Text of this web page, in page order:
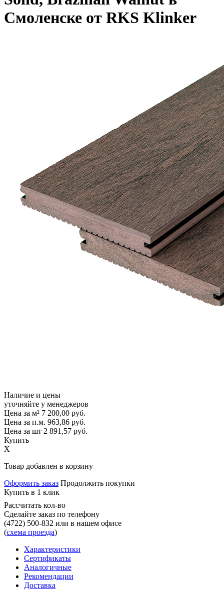
Смоленске от RKS Klinker
Наличие и цены
уточняйте у менеджеров
Цена за м² 7 200,00 руб.
Цена за п.м. 963,86 руб.
Цена за шт 2 891,57 руб.
Купить
X
Товар добавлен в корзину
Оформить заказ Продолжить покупки
Купить в 1 клик
Рассчитать кол-во
Сделайте заказ по телефону
(4722) 500-832 или в нашем офисе
(схема проезда)
Характеристики
Сертификаты
Аналогичные
Рекомендации
Доставка